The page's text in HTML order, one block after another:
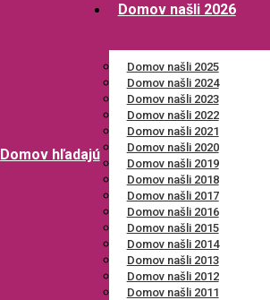
Domov hľadajú
Domov našli 2026
Domov našli 2025
Domov našli 2024
Domov našli 2023
Domov našli 2022
Domov našli 2021
Domov našli 2020
Domov našli 2019
Domov našli 2018
Domov našli 2017
Domov našli 2016
Domov našli 2015
Domov našli 2014
Domov našli 2013
Domov našli 2012
Domov našli 2011